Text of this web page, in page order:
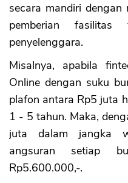
secara mandiri dengan
pemberian fasilitas
penyelenggara.
Misalnya, apabila
Online dengan suku
plafon antara Rp5 juta
1 - 5 tahun. Maka,
juta dalam jangka
angsuran setiap
Rp5.600.000,-.